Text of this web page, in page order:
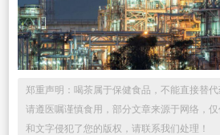
郑重声明：喝茶属于保健食品，不能直接替
请遵医嘱谨慎食用，部分文章来源于网络，
和文字侵犯了您的版权，请联系我们处理！